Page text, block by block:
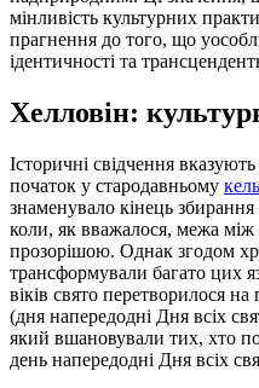
мінливість культурних
прагнення до того, що
ідентичності та
Хелловін:
Історичні свідчення
початок у стародавньому
знаменувало кінець
коли, як вважалося, межа
прозорішою. Однак згодом
трансформували багато цих
віків свято перетворилося
(дня напередодні Дня всіх
який вшановували тих, хто
день напередодні Дня всіх